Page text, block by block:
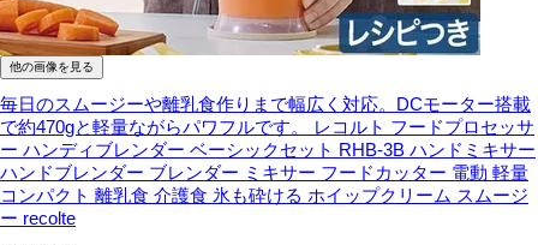
他の画像を見る
毎日のスムージーや離乳食作りまで幅広く対応。DCモーター搭載
で約470gと軽量ながらパワフルです。
レコルト フードプロセッサ
ー ハンディブレンダー ベーシックセット RHB-3B ハンドミキサー
ハンドブレンダー ブレンダー ミキサー フードカッター 電動 軽量
コンパクト 離乳食 介護食 氷も砕ける ホイップクリーム スムージ
ー recolte